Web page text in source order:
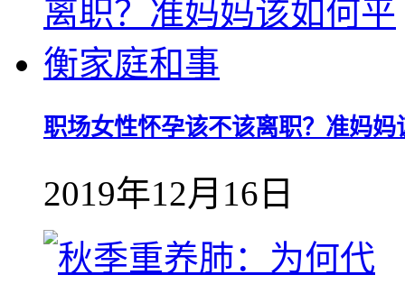
职场女性怀孕该不该离职？准妈
2019年12月16日